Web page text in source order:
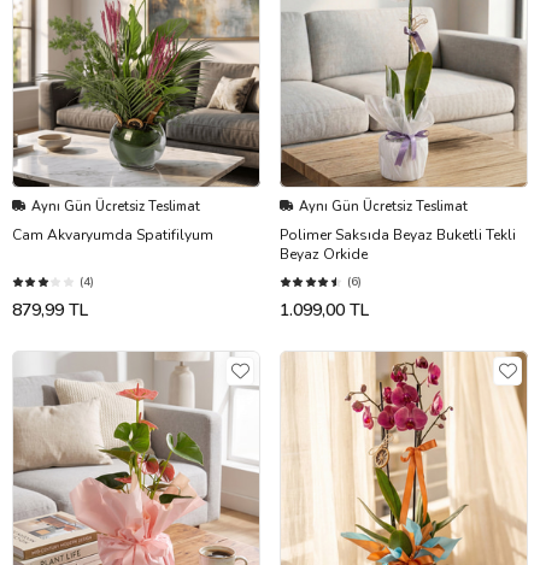
Aynı Gün Ücretsiz Teslimat
Cam Akvaryumda Spatifilyum
(4)
879,99 TL
Aynı Gün Ücretsiz Teslimat
Polimer Saksıda Beyaz Buketli Tekli
Beyaz Orkide
(6)
1.099,00 TL